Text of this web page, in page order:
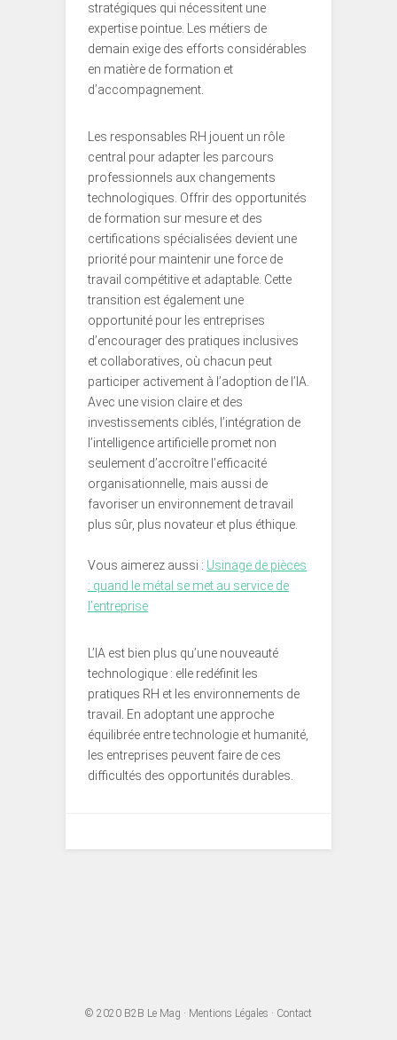
stratégiques qui nécessitent une
expertise pointue. Les métiers de
demain exige des efforts considérables
en matière de formation et
d’accompagnement.
Les responsables RH jouent un rôle
central pour adapter les parcours
professionnels aux changements
technologiques. Offrir des opportunités
de formation sur mesure et des
certifications spécialisées devient une
priorité pour maintenir une force de
travail compétitive et adaptable. Cette
transition est également une
opportunité pour les entreprises
d’encourager des pratiques inclusives
et collaboratives, où chacun peut
participer activement à l’adoption de l’IA.
Avec une vision claire et des
investissements ciblés, l’intégration de
l’intelligence artificielle promet non
seulement d’accroître l’efficacité
organisationnelle, mais aussi de
favoriser un environnement de travail
plus sûr, plus novateur et plus éthique.
Vous aimerez aussi : Usinage de pièces
: quand le métal se met au service de
l’entreprise
L’IA est bien plus qu’une nouveauté
technologique : elle redéfinit les
pratiques RH et les environnements de
travail. En adoptant une approche
équilibrée entre technologie et humanité,
les entreprises peuvent faire de ces
difficultés des opportunités durables.
© 2020 B2B Le Mag · Mentions Légales · Contact